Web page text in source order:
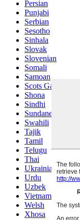
Persian
Punjabi
Serbian
Sesotho
Sinhala
Slovak
Slovenian
Somali
Samoan
Scots Gaelic
Shona
Sindhi
Sundanese
Swahili
Tajik
Tamil
Telugu
Thai
Ukrainian
Urdu
Uzbek
Vietnamese
Welsh
Xhosa